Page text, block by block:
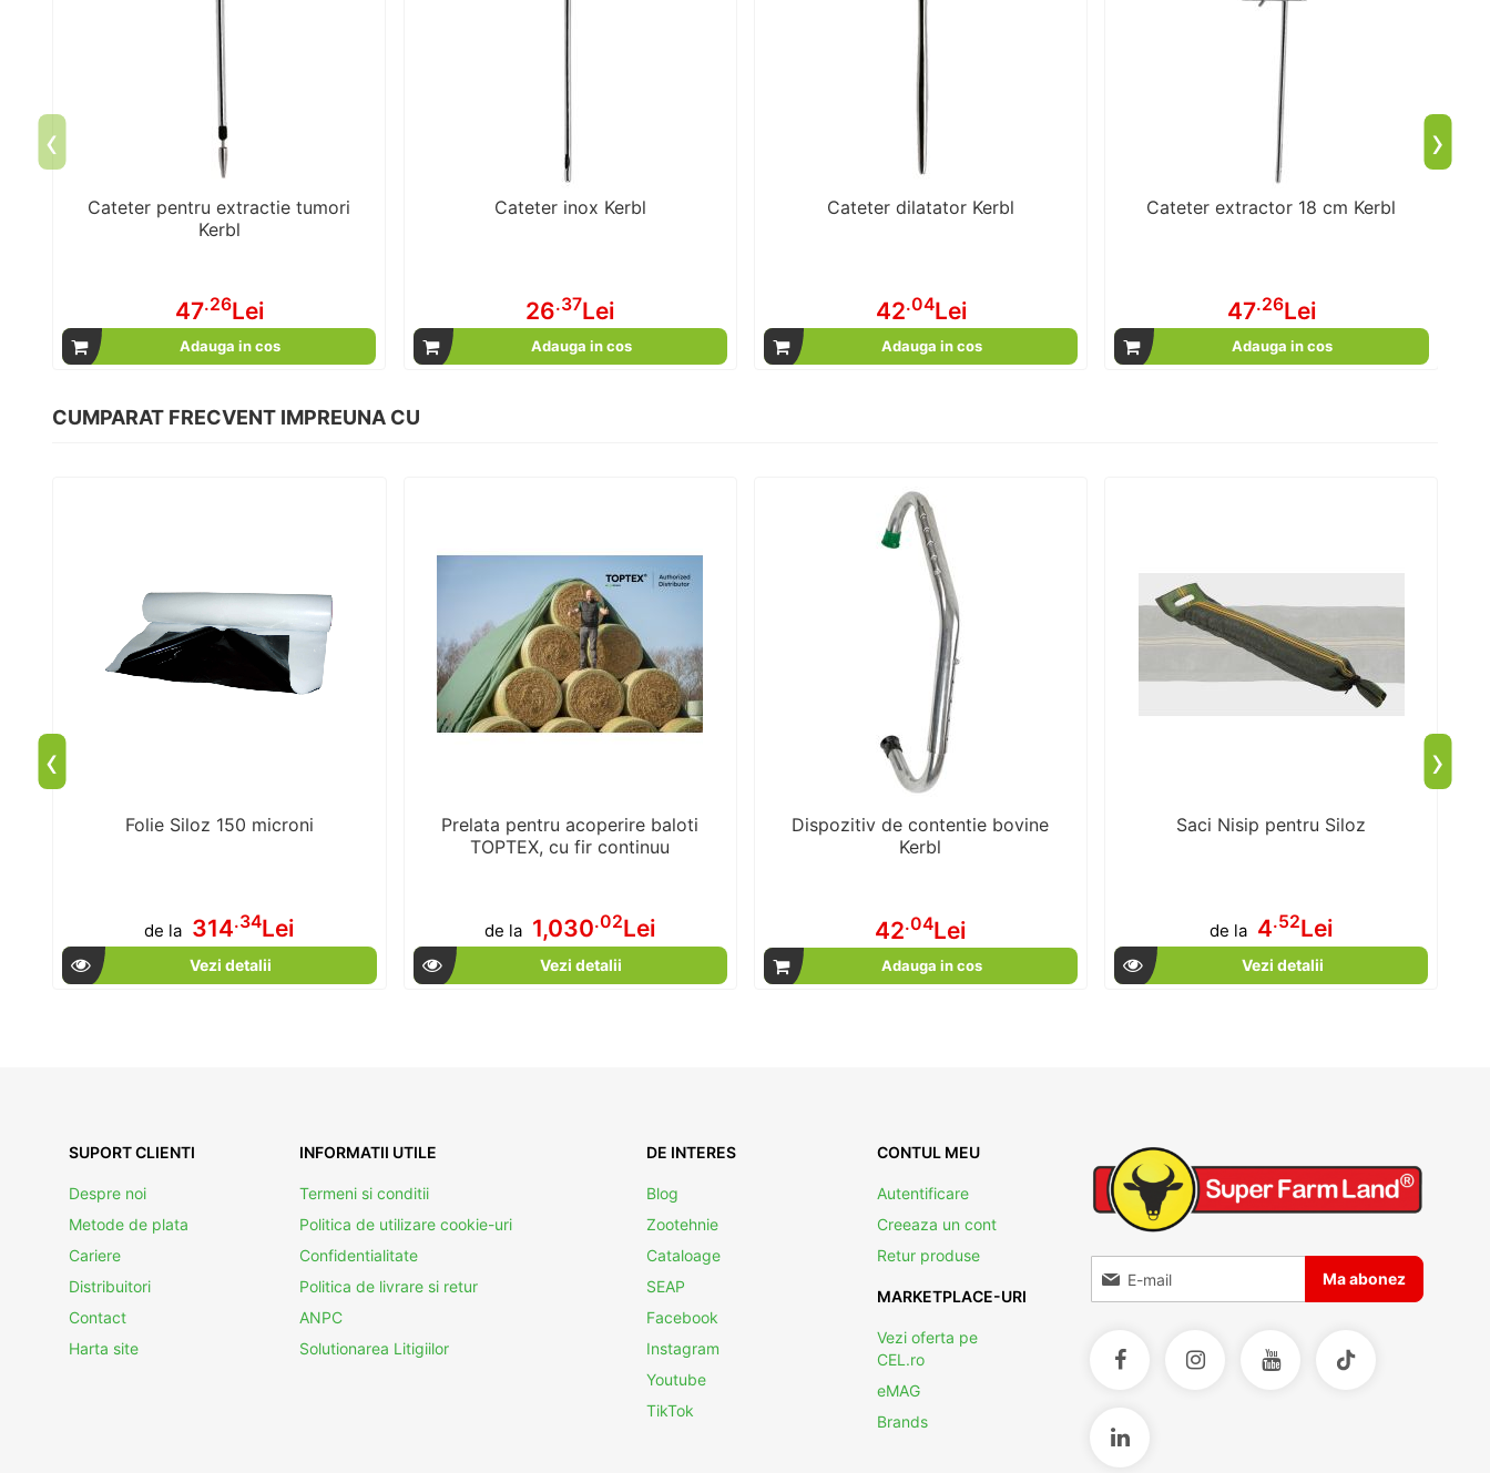
Cateter pentru extractie tumori
Kerbl
47.26Lei
Adauga in cos
Cateter inox Kerbl
26.37Lei
Adauga in cos
Cateter dilatator Kerbl
42.04Lei
Adauga in cos
Cateter extractor 18 cm Kerbl
47.26Lei
Adauga in cos
‹ ›
CUMPARAT FRECVENT IMPREUNA CU
Folie Siloz 150 microni
de la 314.34Lei
Vezi detalii
Prelata pentru acoperire baloti
TOPTEX, cu fir continuu
de la 1,030.02Lei
Vezi detalii
Dispozitiv de contentie bovine
Kerbl
42.04Lei
Adauga in cos
Saci Nisip pentru Siloz
de la 4.52Lei
Vezi detalii
‹ ›
SUPORT CLIENTI
Despre noi
Metode de plata
Cariere
Distribuitori
Contact
Harta site
INFORMATII UTILE
Termeni si conditii
Politica de utilizare cookie-uri
Confidentialitate
Politica de livrare si retur
ANPC
Solutionarea Litigiilor
DE INTERES
Blog
Zootehnie
Cataloage
SEAP
Facebook
Instagram
Youtube
TikTok
CONTUL MEU
Autentificare
Creeaza un cont
Retur produse
MARKETPLACE-URI
Vezi oferta pe
CEL.ro
eMAG
Brands
Inscrieti-va la Buletinele noastre informative
Ma abonez